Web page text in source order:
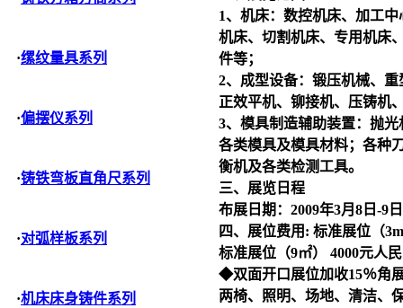
·缧纹量具系列
·偏摆仪系列
·铸铁弯板直角尺系列
·对弧样板系列
·机床床身铸件系列
1、 机床：数控机床、加工中
机床、切割机床、专用机床
件等；
2、成型设备：锻压机械、重
正效平机、铆接机、压铸机
3、模具制造辅助装置：抛
各类模具及模具材料；各种
衡机及各类检测工具。
三、展览日程
布展日期：2009年3月8日-9
四、展位费用: 标准展位（
标准展位（9㎡） 4000元人
◆双面开口展位加收15％角
两椅、照明、场地、清洁、